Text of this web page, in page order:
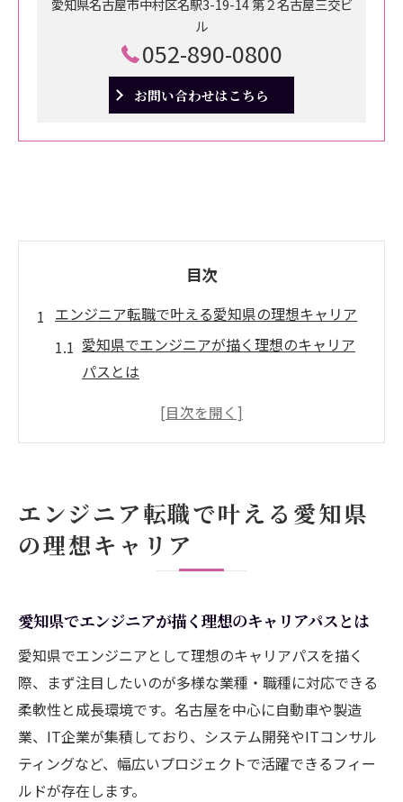
愛知県名古屋市中村区名駅3-19-14 第２名古屋三交ビ
ル
052-890-0800
お問い合わせはこちら
目次
エンジニア転職で叶える愛知県の理想キャリア
愛知県でエンジニアが描く理想のキャリア
パスとは
エンジニア転職で重視したい愛知県の企業
エンジニア転職愛知県で注目の働きやすさ
ポイント
理想を叶える愛知県エンジニア求人の探し
未経験から始める愛知県エンジニア転職術
未経験から愛知県でエンジニア転職を成功
させる方法
エンジニア未経験者におすすめの愛知県求
人の特徴
愛知県エンジニア転職で役立つ研修制度の
エンジニア転職で叶える愛知県
の理想キャリア
愛知県でエンジニアが描く理想のキャリアパスとは
愛知県でエンジニアとして理想のキャリアパスを描く
際、まず注目したいのが多様な業種・職種に対応できる
柔軟性と成長環境です。名古屋を中心に自動車や製造
業、IT企業が集積しており、システム開発やITコンサル
ティングなど、幅広いプロジェクトで活躍できるフィー
ルドが存在します。